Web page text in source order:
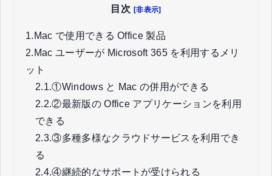
目次 [非表示]
1. Mac で使用できる Office 製品
2. Mac ユーザーが Microsoft 365 を利用するメリ
ット
2.1.①Windows と Mac の併用ができる
2.2.②最新版の Office アプリケーションを利用
できる
2.3.③多種多様なクラウドサービスを利用でき
る
2.4.④継続的なサポートが受けられる